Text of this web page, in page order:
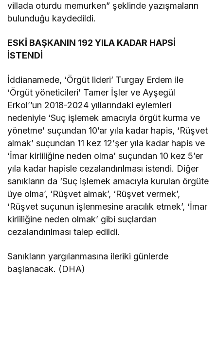
villada oturdu memurken” şeklinde yazışmaların
bulunduğu kaydedildi.
ESKİ BAŞKANIN 192 YILA KADAR HAPSİ
İSTENDİ
İddianamede, ‘Örgüt lideri’ Turgay Erdem ile
‘Örgüt yöneticileri’ Tamer İşler ve Ayşegül
Erkol’’un 2018-2024 yıllarındaki eylemleri
nedeniyle ‘Suç işlemek amacıyla örgüt kurma ve
yönetme’ suçundan 10’ar yıla kadar hapis, ‘Rüşvet
almak’ suçundan 11 kez 12’şer yıla kadar hapis ve
‘İmar kirliliğine neden olma’ suçundan 10 kez 5’er
yıla kadar hapisle cezalandırılması istendi. Diğer
sanıkların da ‘Suç işlemek amacıyla kurulan örgüte
üye olma’, ‘Rüşvet almak’, ‘Rüşvet vermek’,
‘Rüşvet suçunun işlenmesine aracılık etmek’, ‘İmar
kirliliğine neden olmak’ gibi suçlardan
cezalandırılması talep edildi.
Sanıkların yargılanmasına ileriki günlerde
başlanacak. (DHA)